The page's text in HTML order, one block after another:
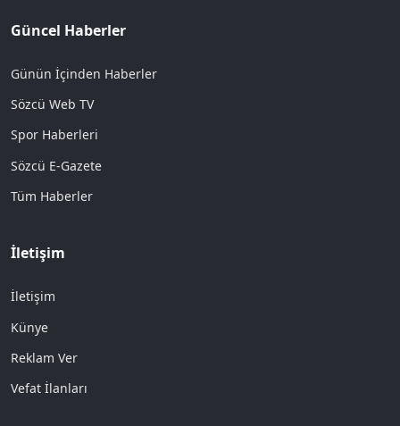
Güncel Haberler
Günün İçinden Haberler
Sözcü Web TV
Spor Haberleri
Sözcü E-Gazete
Tüm Haberler
İletişim
İletişim
Künye
Reklam Ver
Vefat İlanları